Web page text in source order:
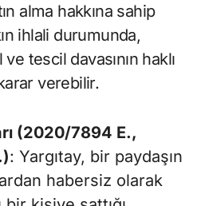
alma hakkına sahip
ihlali durumunda,
tescil davasının haklı
verebilir.
(2020/7894 E.,
: Yargıtay, bir paydaşın
habersiz olarak